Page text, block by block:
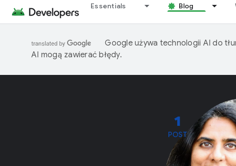
Essentials Blog
Google używa technologii AI do
AI mogą zawierać błędy.
1
POST